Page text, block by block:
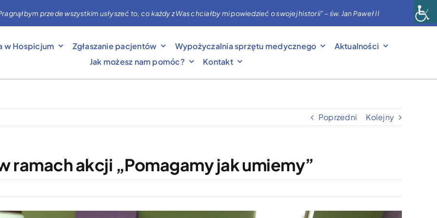
przede wszystkim usłyszeć to, co każdy z Was chciałby mi powiedzieć o swojej historii” – św. Jan Paweł II
w Hospicjum Zgłaszanie pacjentów Wypożyczalnia sprzętu medycznego
Aktualności
Jak możesz nam pomóc?
Kontakt
Poprzedni Kolejny
ramach akcji „Pomagamy jak umiemy”